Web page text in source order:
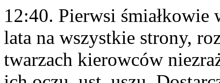
12:40. Pierwsi śmiałkowie
lata na wszystkie strony,
twarzach kierowców